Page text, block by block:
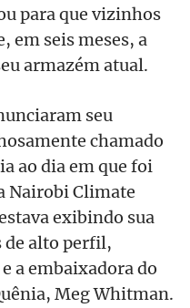
para que vizinhos
em seis meses, a
armazém atual.
seu
chamado
ao dia em que foi
Nairobi Climate
exibindo sua
de alto perfil,
a embaixadora do
Meg Whitman.